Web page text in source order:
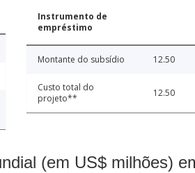
Instrumento de
empréstimo
Montante do subsídio 12.50
Custo total do
projeto**
12.50
(em US$ milhões)